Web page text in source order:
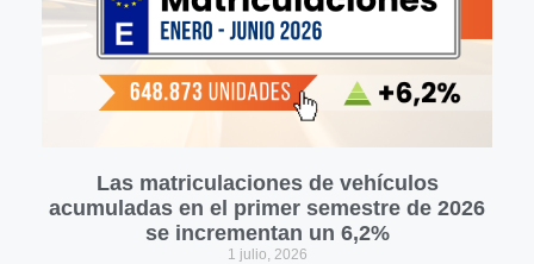
Las matriculaciones de vehículos
acumuladas en el primer semestre de 2026
se incrementan un 6,2%
1 julio, 2026